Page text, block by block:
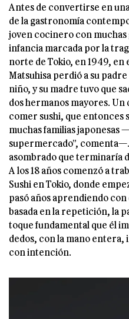
Antes de convertirse en
de la gastronomía
joven cocinero con muchas
infancia marcada por la
norte de Tokio, en 1949, en
Matsuhisa perdió a su
niño, y su madre tuvo que
dos hermanos mayores. Un
comer sushi, que entonces
muchas familias japonesas
supermercado”,
asombrado que terminaría
A los 18 años comenzó a
Sushi en Tokio, donde
pasó años aprendiendo
basada en la repetición, la
toque fundamental que él
dedos, con la mano entera,
con intención.